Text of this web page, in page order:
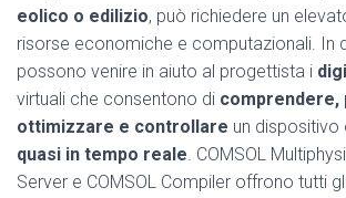
eolico o edilizio, può richiedere un
risorse economiche e computazionali. In
possono venire in aiuto al progettista i
virtuali che consentono di comprendere,
ottimizzare e controllare un
quasi in tempo reale. COMSOL
Server e COMSOL Compiler offrono tutti